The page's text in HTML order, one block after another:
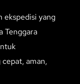
ekspedisi yang
Tenggara
aman,